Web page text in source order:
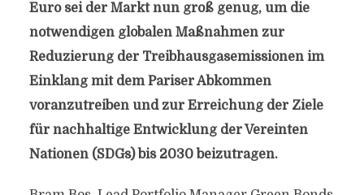
Euro sei der Markt nun groß genug, um die
notwendigen globalen Maßnahmen zur
Reduzierung der Treibhausgasemissionen im
Einklang mit dem Pariser Abkommen
voranzutreiben und zur Erreichung der Ziele
für nachhaltige Entwicklung der Vereinten
Nationen (SDGs) bis 2030 beizutragen.